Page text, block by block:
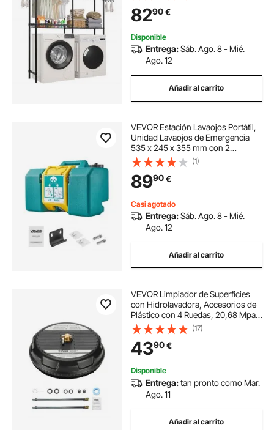
Espacio para Lavadero, Color
Negro
8290€
Disponible
Entrega:Sáb. Ago. 8 - Mié.
Ago. 12
Añadir al carrito
VEVOR Estación Lavaojos Portátil,
Unidad Lavaojos de Emergencia
535 x 245 x 355 mm con 2
Rociadores para Montaje en Pared
o Sobre Superficie Plana para
Escuelas, Laboratorios y Fábricas,
Verde
(1)
8990€
Casi agotado
Entrega:Sáb. Ago. 8 - Mié.
Ago. 12
Añadir al carrito
VEVOR Limpiador de Superficies
con Hidrolavadora, Accesorios de
Plástico con 4 Ruedas, 20,68 Mpa
máx., 2 Boquillas Rociadoras, 2
Varillas Extendidas para Aceras,
Patios y Terrazas, φ 385 x 120 mm
(17)
4390€
Disponible
Entrega:tan pronto como Mar.
Ago. 11
Añadir al carrito